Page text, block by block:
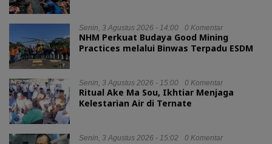
Senin, 3 Agustus 2026 - 14:00 0 Komentar
NHM Perkuat Budaya Good Mining
Practices melalui Binwas Terpadu ESDM
Senin, 3 Agustus 2026 - 15:00 0 Komentar
Ritual Ake Ma Sou, Ikhtiar Menjaga
Kelestarian Air di Ternate
Senin, 3 Agustus 2026 - 15:02 0 Komentar